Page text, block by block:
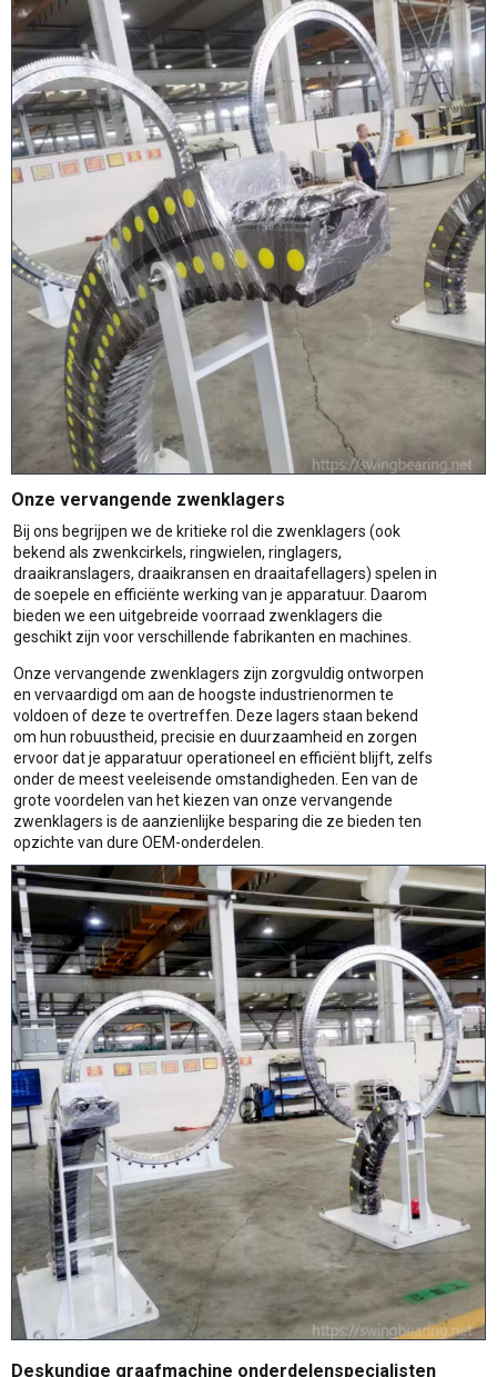
Onze vervangende zwenklagers
Bij ons begrijpen we de kritieke rol die zwenklagers (ook
bekend als zwenkcirkels, ringwielen, ringlagers,
draaikranslagers, draaikransen en draaitafellagers) spelen in
de soepele en efficiënte werking van je apparatuur. Daarom
bieden we een uitgebreide voorraad zwenklagers die
geschikt zijn voor verschillende fabrikanten en machines.
Onze vervangende zwenklagers zijn zorgvuldig ontworpen
en vervaardigd om aan de hoogste industrienormen te
voldoen of deze te overtreffen. Deze lagers staan bekend
om hun robuustheid, precisie en duurzaamheid en zorgen
ervoor dat je apparatuur operationeel en efficiënt blijft, zelfs
onder de meest veeleisende omstandigheden. Een van de
grote voordelen van het kiezen van onze vervangende
zwenklagers is de aanzienlijke besparing die ze bieden ten
opzichte van dure OEM-onderdelen.
Deskundige graafmachine onderdelenspecialisten